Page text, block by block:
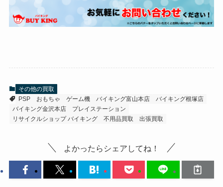
その他の買取
PSP
おもちゃ ゲーム機 バイキング富山本店
バイキング根塚店
バイキング金沢本店
プレイステーション
リサイクルショップ バイキング
不用品買取 出張買取
よかったらシェアしてね！